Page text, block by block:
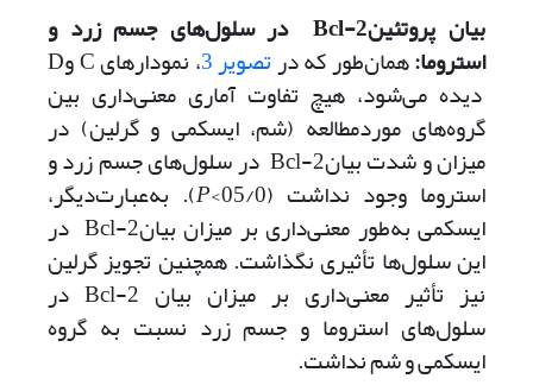
بیان پروتئینBcl-2 در سلول‌‌‌های جسم زرد و
استروما:همان‌طور که درتصویر 3 ، نمودارهای C وD
دیده می‌‌شود، هیچ تفاوت آماری معنی‌داری بین
گروه‌های مورد‌مطالعه (شم، ایسکمی و گرلین) در
میزان و شدت بیانBcl-2 در سلول‌های جسم زرد و
استروما وجود نداشت (05/0> P). به‌عبارت‌دیگر،
ایسکمی به‌طور معنی‌داری بر میزان بیانBcl-2 در
این سلول‌ها تأثیری نگذاشت. همچنین تجویز گرلین
نیز تأثیر معنی‌داری بر میزان بیان Bcl-2 در
سلول‌های استروما و جسم زرد نسبت به گروه
ایسکمی و شم نداشت.